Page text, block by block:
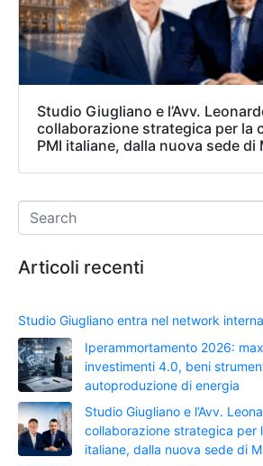
Studio Giugliano e l’Avv.
collaborazione strategica per la
PMI italiane, dalla nuova sede di
Articoli recenti
Studio Giugliano entra nel network
Iperammortamento 2026:
investimenti 4.0, beni
autoproduzione di energia
Studio Giugliano e l’Avv.
collaborazione strategica per
italiane, dalla nuova sede di